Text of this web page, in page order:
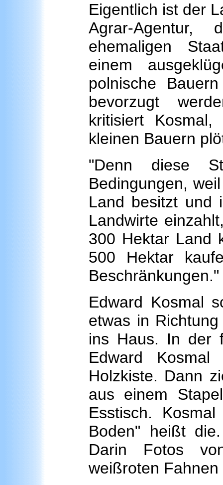
Eigentlich ist der
Agrar-
ehemaligen
einem
polnische
bevorzugt
kritisiert
kleinen Bauern
"Denn diese
Bedingungen,
Land besitzt und
Landwirte
300 Hektar Land
500 Hektar
Beschränkungen."
Edward Kosmal
etwas in
ins Haus. In der
Edward
Holzkiste. Dann
aus einem
Esstisch.
Boden" heißt
Darin Fotos
weißroten